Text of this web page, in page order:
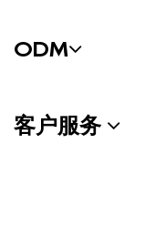
ODM
客户服务